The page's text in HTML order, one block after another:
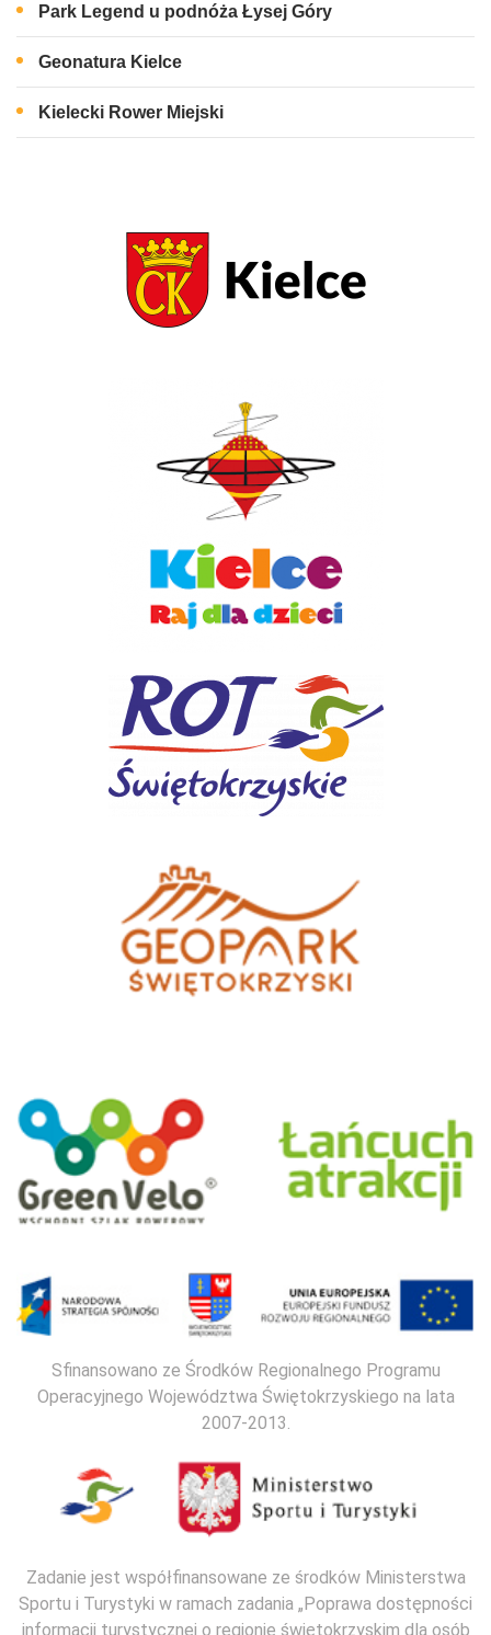
Park Legend u podnóża Łysej Góry
Geonatura Kielce
Kielecki Rower Miejski
Sfinansowano ze Środków Regionalnego Programu
Operacyjnego Województwa Świętokrzyskiego na lata
2007-2013.
Zadanie jest współfinansowane ze środków Ministerstwa
Sportu i Turystyki w ramach zadania „Poprawa dostępności
informacji turystycznej o regionie świętokrzyskim dla osób